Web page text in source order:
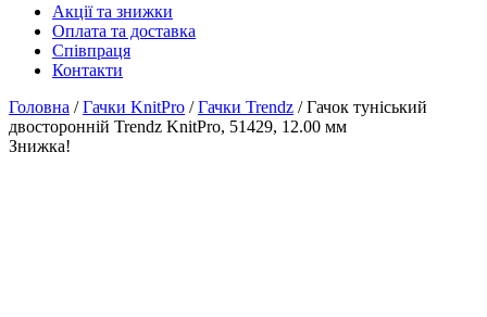
Акції та знижки
Оплата та доставка
Співпраця
Контакти
Головна /Гачки KnitPro /Гачки Trendz / Гачок туніський
двосторонній Trendz KnitPro, 51429, 12.00 мм
Знижка!